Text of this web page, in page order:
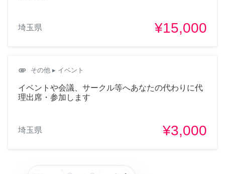
埼玉県 ¥15,000
attachment その他 ▸ イベント
イベントや会議、サークル等へあなたの代わりに代
理出席・参加します
埼玉県 ¥3,000